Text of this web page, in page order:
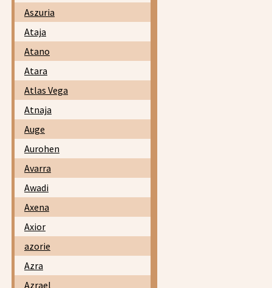
Aszuria
Ataja
Atano
Atara
Atlas Vega
Atnaja
Auge
Aurohen
Avarra
Awadi
Axena
Axior
azorie
Azra
Azrael